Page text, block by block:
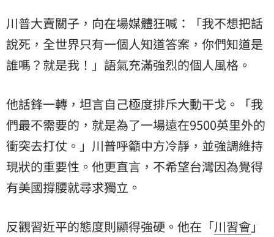
川普大賣關子，向在場媒體狂喊：「我不想把話
說死，全世界只有一個人知道答案，你們知道是
誰嗎？就是我！」語氣充滿強烈的個人風格。
他話鋒一轉，坦言自己極度排斥大動干戈。「我
們最不需要的，就是為了一場遠在9500英里外的
衝突去打仗。」川普呼籲中方冷靜，並強調維持
現狀的重要性。他更直言，不希望台灣因為覺得
有美國撐腰就尋求獨立。
反觀習近平的態度則顯得強硬。他在「川習會」